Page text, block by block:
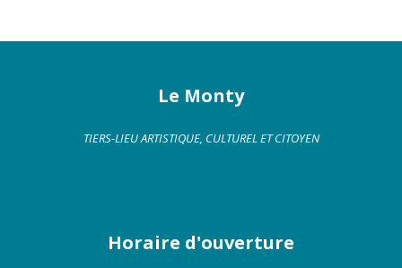
Le Monty
TIERS-LIEU ARTISTIQUE, CULTUREL ET CITOYEN
Horaire d'ouverture